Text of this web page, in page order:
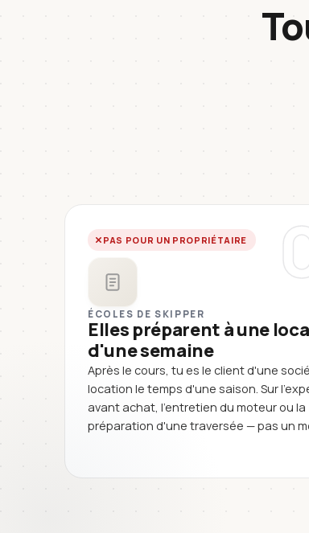
PAS POUR UN PROPRIÉTAIRE
ÉCOLES DE SKIPPER
Elles préparent à une
d'une semaine
Après le cours, tu es le client d'une
location le temps d'une saison. Sur
avant achat, l'entretien du moteur ou la
préparation d'une traversée — pas un